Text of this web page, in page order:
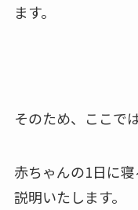
ます。
そのため、ここで
赤ちゃんの1日に
説明いたします。